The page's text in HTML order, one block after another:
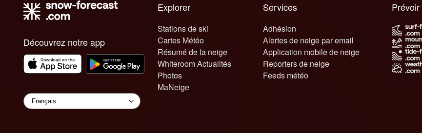
Découvrez notre app
Explorer
Stations de ski
Cartes Météo
Résumé de la neige
Whiteroom Actualités
Photos
MaNeige
Services
Adhésion
Alertes de neige par email
Application mobile de neige
Reporters de neige
Feeds météo